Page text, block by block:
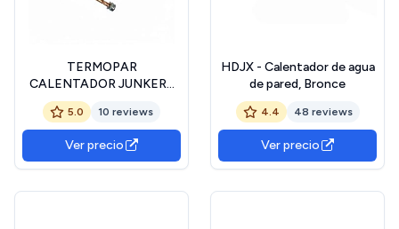
TERMOPAR
CALENTADOR JUNKERS
NECKAR 300mm Mod.
W125, WR400. C.O.
8747202212.
5.0 10 reviews
Ver precio
HDJX - Calentador de agua
de pared, Bronce
4.4 48 reviews
Ver precio